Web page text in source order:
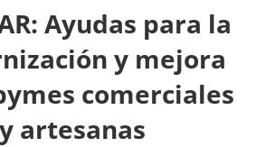
Ayudas para la
y mejora
comerciales
y artesanas